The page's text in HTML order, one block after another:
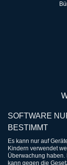
SOFTWARE
BESTIMMT
Es kann nur auf
Kindern verwendet
Überwachung
kann gegen die